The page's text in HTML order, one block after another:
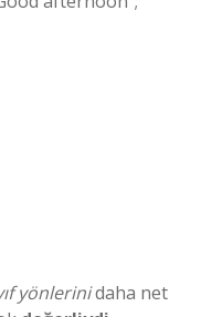
yönlerinidaha net